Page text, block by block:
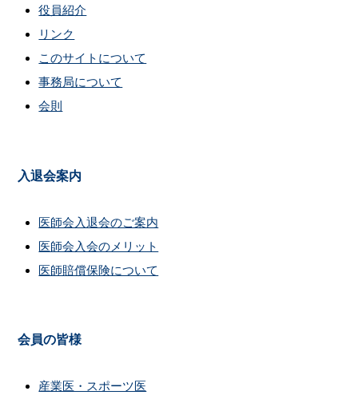
役員紹介
リンク
このサイトについて
事務局について
会則
入退会案内
医師会入退会のご案内
医師会入会のメリット
医師賠償保険について
会員の皆様
産業医・スポーツ医